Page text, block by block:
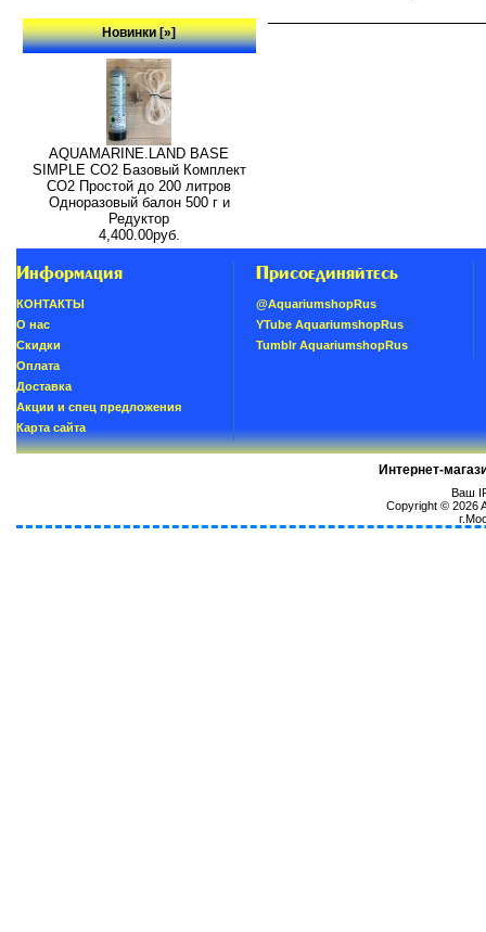
Новинки [»]
AQUAMARINE.LAND BASE
SIMPLE СО2 Базовый Комплект
СО2 Простой до 200 литров
Одноразовый балон 500 г и
Редуктор
4,400.00руб.
Информация
КОНТАКТЫ
О нас
Скидки
Oплатa
Доставка
Акции и спец предложения
Карта сайта
Присоединяйтесь
@AquariumshopRus
YTube AquariumshopRus
Tumblr AquariumshopRus
Интернет-
Ваш
Copyright © 2026